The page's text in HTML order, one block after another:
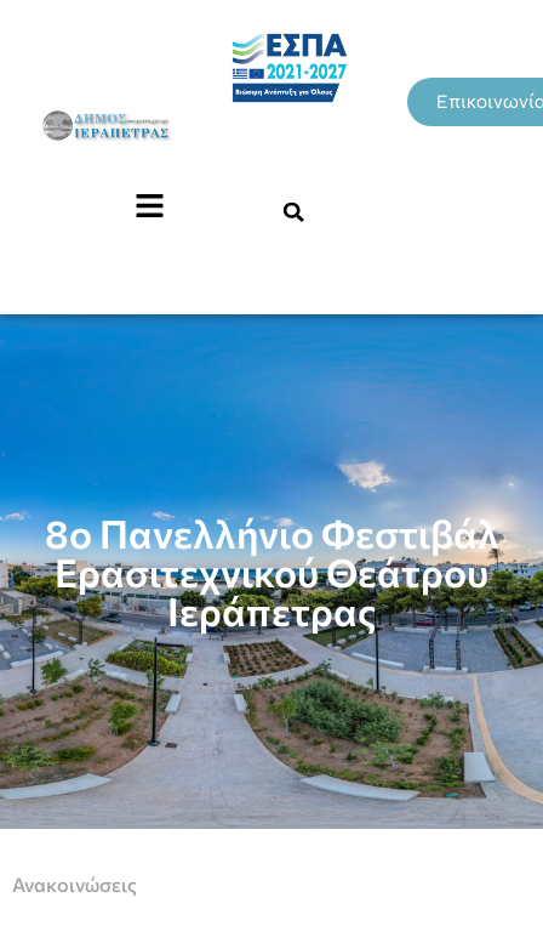
8ο Πανελλήνιο Φεστιβάλ
Ερασιτεχνικού Θεάτρου
Ιεράπετρας
Ανακοινώσεις